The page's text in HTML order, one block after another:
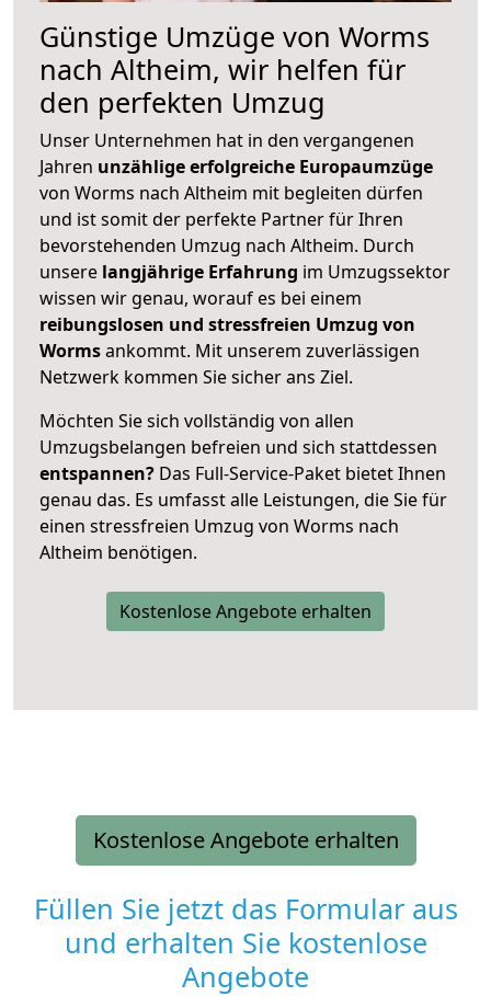
Günstige Umzüge von Worms
nach Altheim, wir helfen für
den perfekten Umzug
Unser Unternehmen hat in den vergangenen
Jahren unzählige erfolgreiche Europaumzüge
von Worms nach Altheim mit begleiten dürfen
und ist somit der perfekte Partner für Ihren
bevorstehenden Umzug nach Altheim. Durch
unsere langjährige Erfahrung im Umzugssektor
wissen wir genau, worauf es bei einem
reibungslosen und stressfreien Umzug von
Wormsankommt. Mit unserem zuverlässigen
Netzwerk kommen Sie sicher ans Ziel.
Möchten Sie sich vollständig von allen
Umzugsbelangen befreien und sich stattdessen
entspannen? Das Full-Service-Paket bietet Ihnen
genau das. Es umfasst alle Leistungen, die Sie für
einen stressfreien Umzug von Worms nach
Altheim benötigen.
Kostenlose Angebote erhalten
Kostenlose Angebote erhalten
Füllen Sie jetzt das Formular aus
und erhalten Sie kostenlose
Angebote